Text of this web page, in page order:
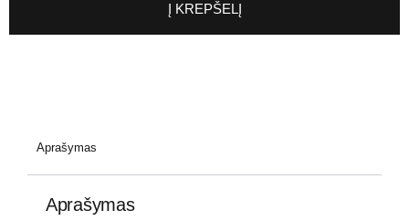
Į KREPŠELĮ
Aprašymas
Aprašymas